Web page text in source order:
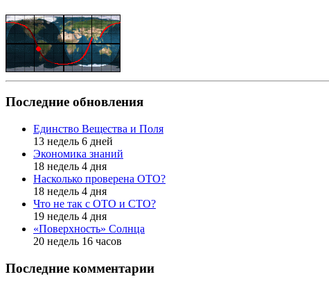
Последние обновления
Единство Вещества и Поля
13 недель 6 дней
Экономика знаний
18 недель 4 дня
Насколько проверена ОТО?
18 недель 4 дня
Что не так с ОТО и СТО?
19 недель 4 дня
«Поверхность» Солнца
20 недель 16 часов
Последние комментарии